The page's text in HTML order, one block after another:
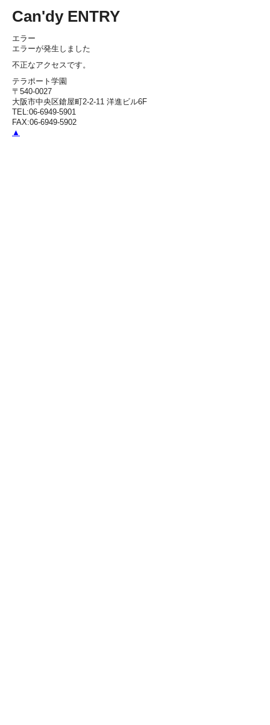
Can'dy ENTRY
エラー
エラーが発生しました
不正なアクセスです。
テラポート学園
〒540-0027
大阪市中央区鎗屋町2-2-11 洋進ビル6F
TEL:06-6949-5901
FAX:06-6949-5902
▲